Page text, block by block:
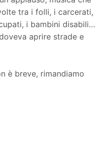
tra i folli, i carcerati,
i bambini disabili…
aprire strade e
è breve, rimandiamo